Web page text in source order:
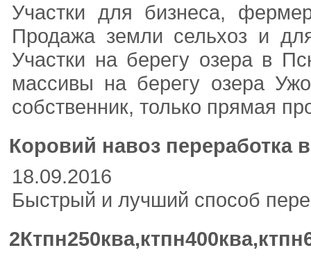
Участки для бизнеса,
Продажа земли сельхоз и
Участки на берегу озера в
массивы на берегу озера
собственник, только прямая
Коровий навоз переработка
18.09.2016
Быстрый и лучший способ